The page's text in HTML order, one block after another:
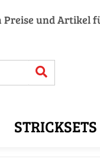
und Artikel
STRICKSETS